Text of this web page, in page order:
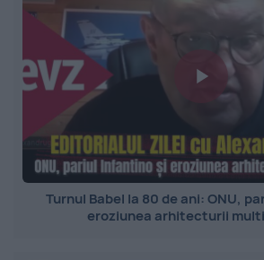
Turnul Babel la 80 de ani: ONU,
eroziunea arhitecturii